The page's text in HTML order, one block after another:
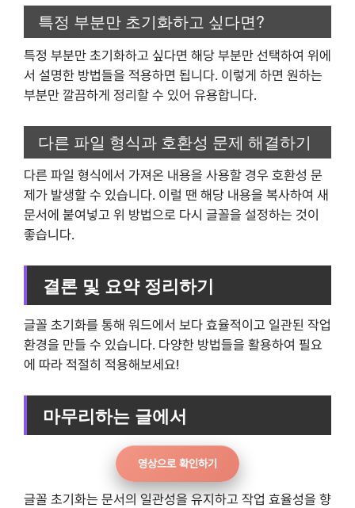
특정 부분만 초기화하고 싶다면?
특정 부분만 초기화하고 싶다면 해당 부분만 선택하여 위에
서 설명한 방법들을 적용하면 됩니다. 이렇게 하면 원하는
부분만 깔끔하게 정리할 수 있어 유용합니다.
다른 파일 형식과 호환성 문제 해결하기
다른 파일 형식에서 가져온 내용을 사용할 경우 호환성 문
제가 발생할 수 있습니다. 이럴 땐 해당 내용을 복사하여 새
문서에 붙여넣고 위 방법으로 다시 글꼴을 설정하는 것이
좋습니다.
결론 및 요약 정리하기
글꼴 초기화를 통해 워드에서 보다 효율적이고 일관된 작업
환경을 만들 수 있습니다. 다양한 방법들을 활용하여 필요
에 따라 적절히 적용해보세요!
마무리하는 글에서
영상으로 확인하기
글꼴 초기화는 문서의 일관성을 유지하고 작업 효율성을 향